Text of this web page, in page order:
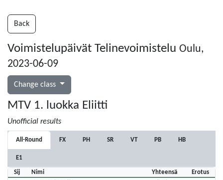
Back
Voimistelupäivät Telinevoimistelu Oulu,
2023-06-09
Change class
MTV 1. luokka Eliitti
Unofficial results
All-Round FX PH SR VT PB HB
E1
Sij Nimi Yhteensä
Erotus